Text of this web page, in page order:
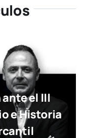
el III
e Historia